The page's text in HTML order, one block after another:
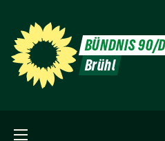
BÜNDNIS 90/
Brühl